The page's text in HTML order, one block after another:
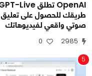
طريقك للحصول على تعليق
صوتي واقعي لفيديوهاتك
2985
0
5